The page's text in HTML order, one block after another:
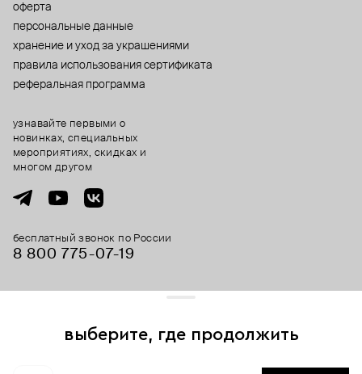
оферта
персональные данные
хранение и уход за украшениями
правила использования сертификата
реферальная программа
бесплатный звонок по России
8 800 775⁠-07⁠-19
узнавайте первыми о
новинках, специальных
мероприятиях, скидках и
многом другом
выберите, где продолжить